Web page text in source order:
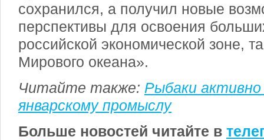
сохранился, а получил новые
перспективы для освоения
российской экономической зоне,
Мирового океана».
Читайте также: Рыбаки
январскому промыслу
Больше новостей читайте в